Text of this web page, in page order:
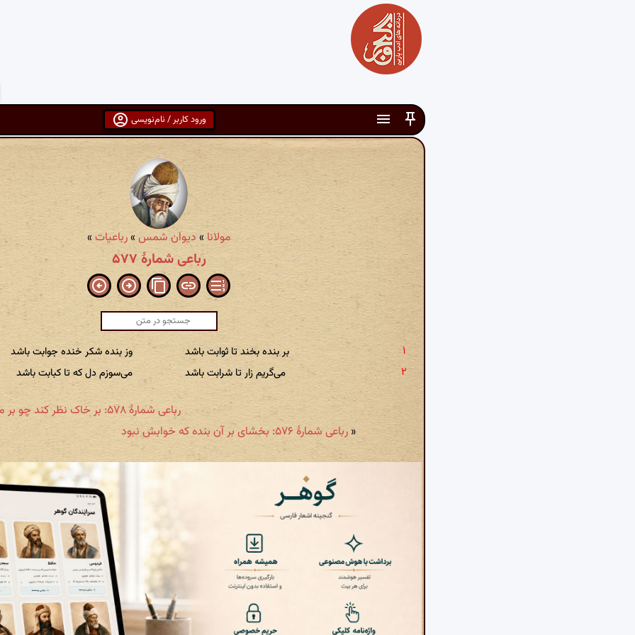
ورود کاربر / نام‌نویسی
مولانا » دیوان شمس»رباعیات»
رباعی شمارهٔ ۵۷۷
بر بنده بخند تا ثوابت باشد
وز بنده شکر خنده جوابت باشد
می‌گریم زار تا شرابت باشد
می‌سوزم دل که تا کبابت باشد
رباعی شمارهٔ ۵۷۸: بر خاک نظر کند چو بر ما گذرد
« رباعی شمارهٔ ۵۷۶: بخشای بر آن بنده که خوابش نبود